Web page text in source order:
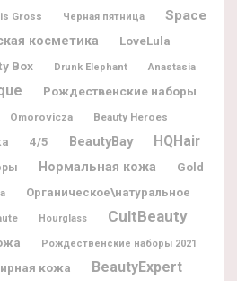
Gross Черная пятница
Space
косметика LoveLula
Box Drunk Elephant Anastasia
Рождественские наборы
Omorovicza Beauty Heroes
4/5 BeautyBay HQHair
Нормальная кожа
Gold
Органическое\натуральное
Hourglass CultBeauty
Рождественские наборы 2021
кожа BeautyExpert